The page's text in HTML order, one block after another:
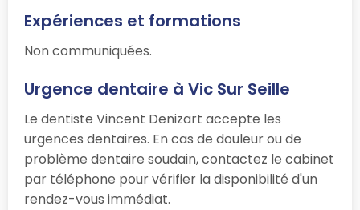
Expériences et formations
Non communiquées.
Urgence dentaire à Vic Sur Seille
Le dentiste Vincent Denizart accepte les
urgences dentaires. En cas de douleur ou de
problème dentaire soudain, contactez le cabinet
par téléphone pour vérifier la disponibilité d'un
rendez-vous immédiat.